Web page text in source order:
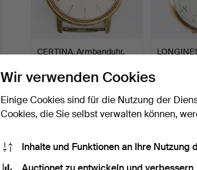
CERTINA, Armbanduhr,
Beendet 17. Mai 2026
74 USD 1.176 USD
Wir verwenden Cookies
Einige Cookies sind für die Nutzung der
Cookies, die Sie selbst verwalten können,
Inhalte und Funktionen an Ihre Nutzung